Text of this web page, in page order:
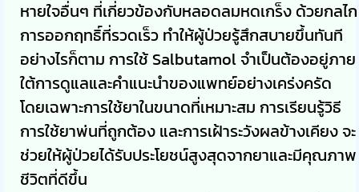
หายใจอื่นๆ ที่เกี่ยวข้องกับหลอดลมหดเกร็ง ด้วยกลไก
การออกฤทธิ์ที่รวดเร็ว ทำให้ผู้ป่วยรู้สึกสบายขึ้นทันที
อย่างไรก็ตาม การใช้ Salbutamol จำเป็นต้องอยู่ภาย
ใต้การดูแลและคำแนะนำของแพทย์อย่างเคร่งครัด
โดยเฉพาะการใช้ยาในขนาดที่เหมาะสม การเรียนรู้วิธี
การใช้ยาพ่นที่ถูกต้อง และการเฝ้าระวังผลข้างเคียง จะ
ช่วยให้ผู้ป่วยได้รับประโยชน์สูงสุดจากยาและมีคุณภาพ
ชีวิตที่ดีขึ้น